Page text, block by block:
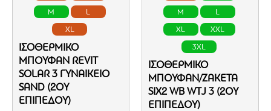
M L
XL
ΙΣΟΘΕΡΜΙΚΌ
ΜΠΟΥΦΆΝ REVIT
SOLAR 3 ΓΥΝΑΙΚΕΊΟ
SAND (2ΟΥ
ΕΠΙΠΈΔΟΥ)
M L
XL XXL
3XL
ΙΣΟΘΕΡΜΙΚΌ
ΜΠΟΥΦΆΝ/ΖΑΚΈΤΑ
SIX2 WB WTJ 3 (2ΟΥ
ΕΠΙΠΈΔΟΥ)